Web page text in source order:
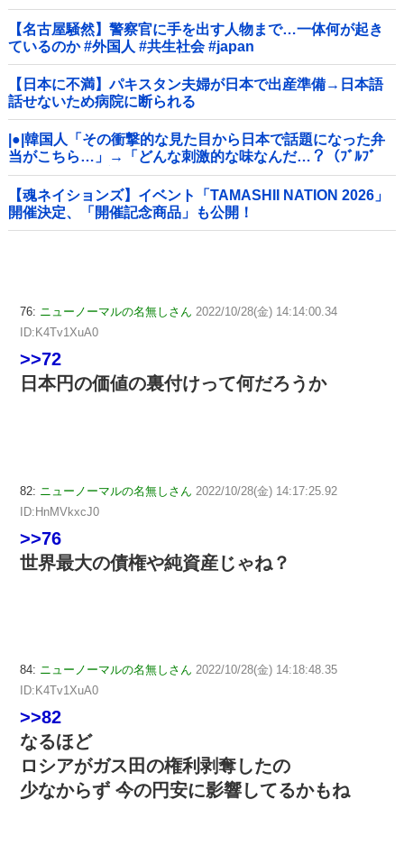
【名古屋騒然】警察官に手を出す人物まで…一体何が起き
ているのか #外国人 #共生社会 #japan
【日本に不満】パキスタン夫婦が日本で出産準備→日本語
話せないため病院に断られる
|●|韓国人「その衝撃的な見た目から日本で話題になった弁
当がこちら…」→「どんな刺激的な味なんだ…？（ﾌﾞﾙﾌﾞ
ﾙ」＝韓国の反応
【魂ネイションズ】イベント「TAMASHII NATION 2026」
開催決定、「開催記念商品」も公開！
76: ニューノーマルの名無しさん 2022/10/28(金) 14:14:00.34
ID:K4Tv1XuA0
>>72
日本円の価値の裏付けって何だろうか
82: ニューノーマルの名無しさん 2022/10/28(金) 14:17:25.92
ID:HnMVkxcJ0
>>76
世界最大の債権や純資産じゃね？
84: ニューノーマルの名無しさん 2022/10/28(金) 14:18:48.35
ID:K4Tv1XuA0
>>82
なるほど
ロシアがガス田の権利剥奪したの
少なからず 今の円安に影響してるかもね